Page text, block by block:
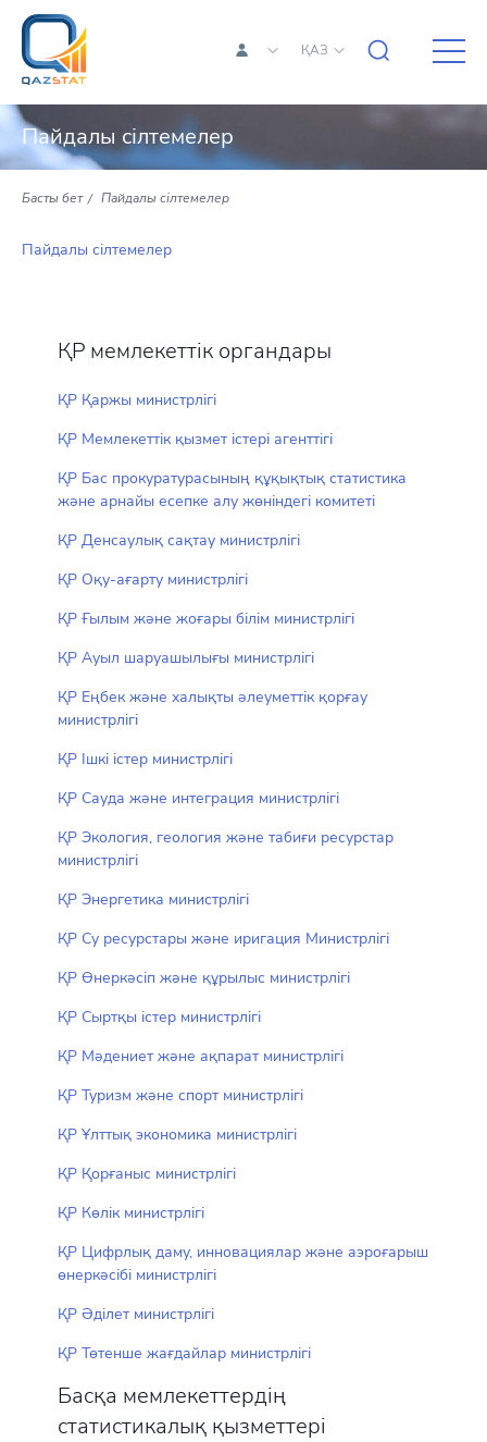
ҚАЗ
Пайдалы сілтемелер
Басты бет Пайдалы сілтемелер
Пайдалы сілтемелер
ҚР мемлекеттік органдары
ҚР Қаржы министрлігі
ҚР Мемлекеттік қызмет істері агенттігі
ҚР Бас прокуратурасының құқықтық статистика
және арнайы есепке алу жөніндегі комитеті
ҚР Денсаулық сақтау министрлігі
ҚР Оқу-ағарту министрлігі
ҚР Ғылым және жоғары білім министрлігі
ҚР Ауыл шаруашылығы министрлігі
ҚР Еңбек және халықты әлеуметтік қорғау
министрлігі
ҚР Ішкі істер министрлігі
ҚР Сауда және интеграция министрлігі
ҚР Экология, геология және табиғи ресурстар
министрлігі
ҚР Энергетика министрлігі
ҚР Су ресурстары және иригация Министрлігі
ҚР Өнеркәсіп және құрылыс министрлігі
ҚР Сыртқы істер министрлігі
ҚР Мәдениет және ақпарат министрлігі
ҚР Туризм және спорт министрлігі
ҚР Ұлттық экономика министрлігі
ҚР Қорғаныс министрлігі
ҚР Көлік министрлігі
ҚР Цифрлық даму, инновациялар және аэроғарыш
өнеркәсібі министрлігі
ҚР Әділет министрлігі
ҚР Төтенше жағдайлар министрлігі
Басқа мемлекеттердің
статистикалық қызметтері